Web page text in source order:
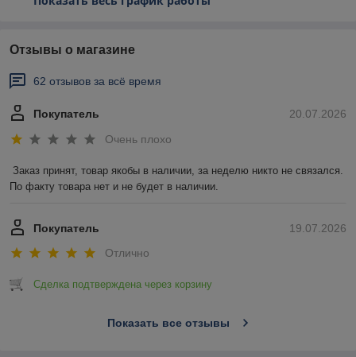
Отзывы о магазине
62 отзывов за всё время
20.07.2026
Покупатель
Очень плохо
Заказ принят, товар якобы в наличии, за неделю никто не связался.
По факту товара нет и не будет в наличии.
19.07.2026
Покупатель
Отлично
Сделка подтверждена через корзину
Показать все отзывы